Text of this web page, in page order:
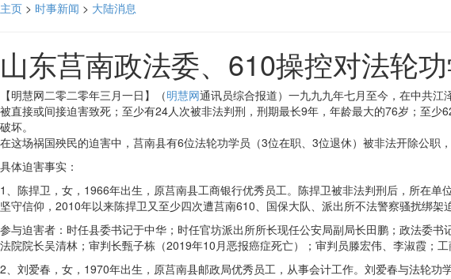
主页 > 时事新闻 > 大陆消息
山东莒南政法委、610操控对法轮
【明慧网二零二零年三月一日】（明慧网通讯员综合报道）一九九九年七月至今，在中共江
被直接或间接迫害致死；至少有24人次被非法判刑，刑期最长9年，年龄最大的76岁；至
破坏。
在这场祸国殃民的迫害中，莒南县有6位法轮功学员（3位在职、3位退休）被非法开除公职
具体迫害事实：
1、陈捍卫，女，1966年出生，原莒南县工商银行优秀员工。陈捍卫被非法判刑后，所在
坚守信仰，2010年以来陈捍卫又至少四次遭莒南610、国保大队、派出所不法警察骚扰绑架
参与迫害者：时任县委书记于中华；时任官坊派出所所长现任公安局副局长田鹏；政法委
法院院长吴清林；审判长甄子栋（2019年10月恶报癌症死亡）；审判员滕宏伟、李淑霞；工
2、刘爱春，女，1970年出生，原莒南县邮政局优秀员工，从事会计工作。刘爱春与法轮